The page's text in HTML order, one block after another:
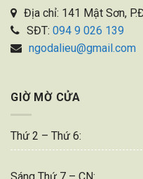
Địa chỉ: 141 Mật Sơn,
SĐT: 094 9 026 139
ngodalieu@gmail.com
GIỜ MỜ CỬA
Thứ 2 – Thứ 6: